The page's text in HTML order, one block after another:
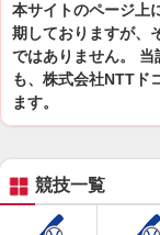
本サイトのページ上
期しておりますが、
ではありません。
も、株式会社NTTド
ます。
競技一覧